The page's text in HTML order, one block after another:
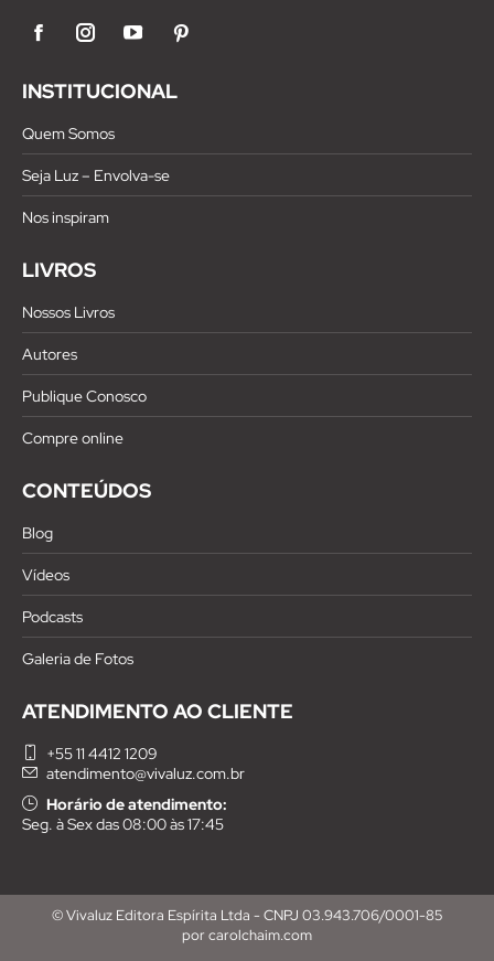
FacebookInstagramYouTube
INSTITUCIONAL
Quem Somos
Seja Luz – Envolva-se
Nos inspiram
LIVROS
Nossos Livros
Autores
Publique Conosco
Compre online
CONTEÚDOS
Blog
Vídeos
Podcasts
Galeria de Fotos
ATENDIMENTO AO CLIENTE
+55 11 4412 1209
atendimento@vivaluz.com.br
Horário de atendimento:
Seg. à Sex das 08:00 às 17:45
© Vivaluz Editora Espírita Ltda - CNPJ 03.943.706/0001-85
por carolchaim.com